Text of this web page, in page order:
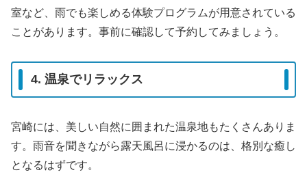
室など、雨でも楽しめる体験プログラムが用意されている
ことがあります。事前に確認して予約してみましょう。
4. 温泉でリラックス
宮崎には、美しい自然に囲まれた温泉地もたくさんありま
す。雨音を聞きながら露天風呂に浸かるのは、格別な癒し
となるはずです。